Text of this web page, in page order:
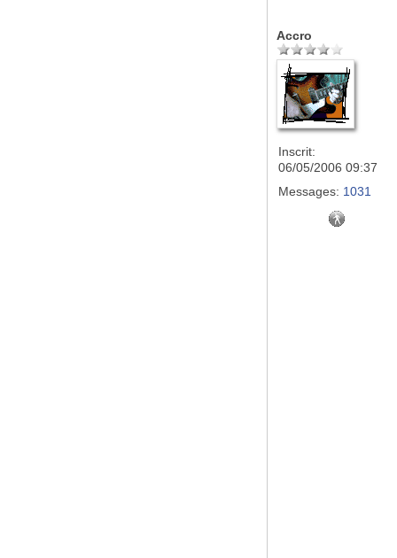
Accro
Inscrit:
06/05/2006 09:37
Messages: 1031